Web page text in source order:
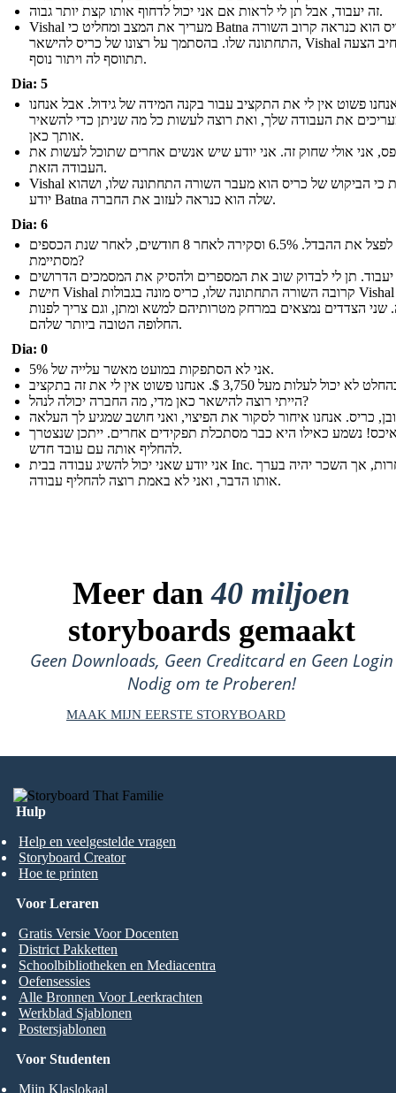
זה יעבוד, אבל תן לי לראות אם אני יכול לדחוף אותו קצת יותר גבוה.
Vishal מעריך את המצב ומחליט כי Batna של כריס הוא כנראה קרוב השורה
התחתונה שלו. בהסתמך על רצונו של כריס להישאר, Vishal מרחיב הצעה
תתווסף לה ויתור נוסף.
Dia: 5
פשוט אין לי את התקציב עבור בקנה המידה של גידול. אבל אנחנו
את העבודה שלך, ואת רוצה לעשות כל מה שניתן כדי להשאיר
אותך כאן.
אני אולי שחוק זה. אני יודע שיש אנשים אחרים שתוכל לעשות את
העבודה הזאת.
Vishal מאותת כי הביקוש של כריס הוא מעבר השורה התחתונה שלו, ושהוא
יודע Batna שלה הוא כנראה לעזוב את החברה.
Dia: 6
בואו לפצל את ההבדל. 6.5% וסקירה לאחר 8 חודשים, לאחר שנת הכספים
מסתיימת?
חישת Vishal קרובה השורה התחתונה שלו, כריס מונה בגבולות Vishal
שני הצדדים נמצאים במרחק מטרותיהם למשא ומתן, וגם צריך לפנות
החלופה הטובה ביותר שלהם.
Dia: 0
אני לא הסתפקות במועט מאשר עלייה של 5%.
הייתי רוצה להישאר כאן מדי, מה החברה יכולה לנהל?
נשמע כאילו היא כבר מסתכלת תפקידים אחרים. ייתכן שנצטרך
להחליף אותה עם עובד חדש.
אני יודע שאני יכול להשיג עבודה בבית Inc. התחרות, אך השכר יהיה בערך
אותו הדבר, ואני לא באמת רוצה להחליף עבודה.
Meer dan40 miljoen
storyboards gemaakt
Geen Downloads, Geen Creditcard en Geen Login
Nodig om te Proberen!
MAAK MIJN EERSTE STORYBOARD
Hulp
Help en veelgestelde vragen
Storyboard Creator
Hoe te printen
Voor Studenten
Mijn Klaslokaal
Voor Leraren
Gratis Versie Voor Docenten
District Pakketten
Schoolbibliotheken en Mediacentra
Oefensessies
Alle Bronnen Voor Leerkrachten
Werkblad Sjablonen
Postersjablonen